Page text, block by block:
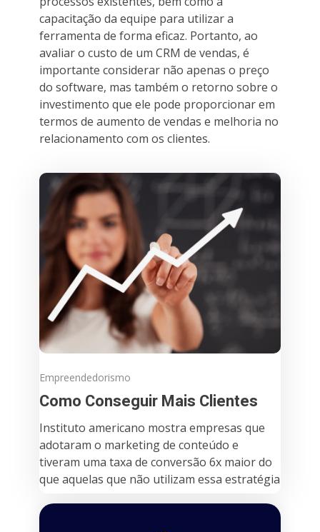
capacitação da equipe para utilizar a
ferramenta de forma eficaz. Portanto, ao
avaliar o custo de um CRM de vendas, é
importante considerar não apenas o preço
do software, mas também o retorno sobre o
investimento que ele pode proporcionar em
termos de aumento de vendas e melhoria no
relacionamento com os clientes.
Empreendedorismo
Como Conseguir Mais Clientes
Instituto americano mostra empresas que
adotaram o marketing de conteúdo e
tiveram uma taxa de conversão 6x maior do
que aquelas que não utilizam essa estratégia